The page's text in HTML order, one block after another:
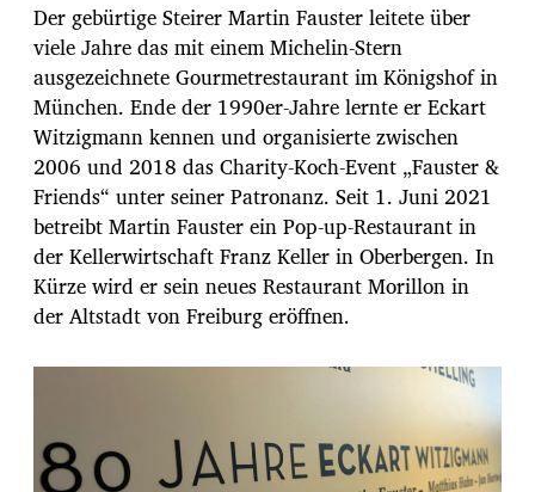
Der gebürtige Steirer Martin Fauster leitete über
viele Jahre das mit einem Michelin-Stern
ausgezeichnete Gourmetrestaurant im Königshof in
München. Ende der 1990er-Jahre lernte er Eckart
Witzigmann kennen und organisierte zwischen
2006 und 2018 das Charity-Koch-Event „Fauster &
Friends“ unter seiner Patronanz. Seit 1. Juni 2021
betreibt Martin Fauster ein Pop-up-Restaurant in
der Kellerwirtschaft Franz Keller in Oberbergen. In
Kürze wird er sein neues Restaurant Morillon in
der Altstadt von Freiburg eröffnen.